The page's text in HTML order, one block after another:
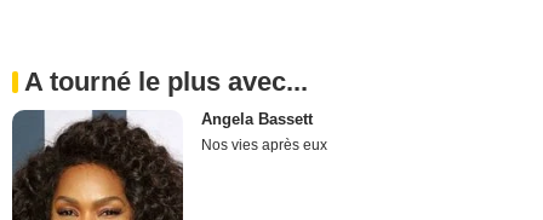
A tourné le plus avec...
Angela Bassett
Nos vies après eux